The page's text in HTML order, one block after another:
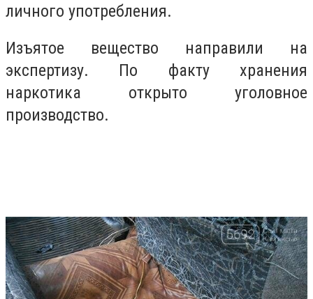
личного употребления.
Изъятое вещество направили на
экспертизу. По факту хранения
наркотика открыто уголовное
производство.